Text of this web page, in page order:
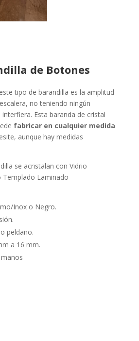
de Botones
tipo de barandilla es la amplitud
no teniendo ningún
Esta baranda de cristal
fabricar en cualquier medida
aunque hay medidas
se acristalan con Vidrio
Templado Laminado
Inox o Negro.
peldaño.
a 16 mm.